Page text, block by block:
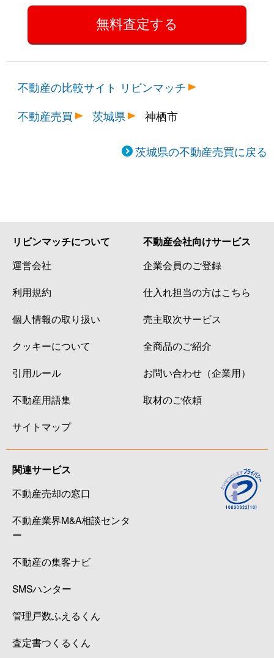
不動産の比較サイト リビンマッチ
不動産売買
茨城県 神栖市
茨城県の不動産売買に戻る
リビンマッチについて
運営会社
利用規約
個人情報の取り扱い
クッキーについて
引用ルール
不動産用語集
サイトマップ
不動産会社向けサービス
企業会員のご登録
仕入れ担当の方はこちら
売主取次サービス
全商品のご紹介
お問い合わせ（企業用）
取材のご依頼
関連サービス
不動産売却の窓口
不動産業界M&A相談センタ
ー
不動産の集客ナビ
SMSハンター
管理戸数ふえるくん
査定書つくるくん